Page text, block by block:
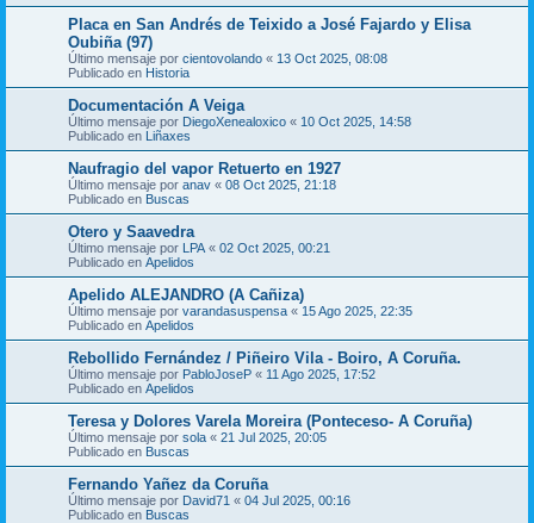
Placa en San Andrés de Teixido a José Fajardo y Elisa
Oubiña (97)
Último mensaje por cientovolando « 13 Oct 2025, 08:08
Publicado en Historia
Documentación A Veiga
Último mensaje por DiegoXenealoxico « 10 Oct 2025, 14:58
Publicado en Liñaxes
Naufragio del vapor Retuerto en 1927
Último mensaje por anav « 08 Oct 2025, 21:18
Publicado en Buscas
Otero y Saavedra
Último mensaje por LPA « 02 Oct 2025, 00:21
Publicado en Apelidos
Apelido ALEJANDRO (A Cañiza)
Último mensaje por varandasuspensa « 15 Ago 2025, 22:35
Publicado en Apelidos
Rebollido Fernández / Piñeiro Vila - Boiro, A Coruña.
Último mensaje por PabloJoseP « 11 Ago 2025, 17:52
Publicado en Apelidos
Teresa y Dolores Varela Moreira (Ponteceso- A Coruña)
Último mensaje por sola « 21 Jul 2025, 20:05
Publicado en Buscas
Fernando Yañez da Coruña
Último mensaje por David71 « 04 Jul 2025, 00:16
Publicado en Buscas